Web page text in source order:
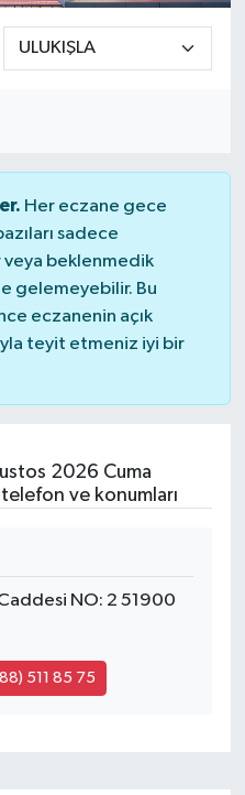
Her eczane gece
sadece
beklenmedik
gelemeyebilir. Bu
eczanenin açık
teyit etmeniz iyi bir
2026 Cuma
ve konumları
NO: 2 51900
511 85 75